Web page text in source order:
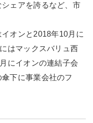
ェアを誇るなど、市
オンと2018年10月に
はマックスバリュ西
にイオンの連結子会
下に事業会社のフ